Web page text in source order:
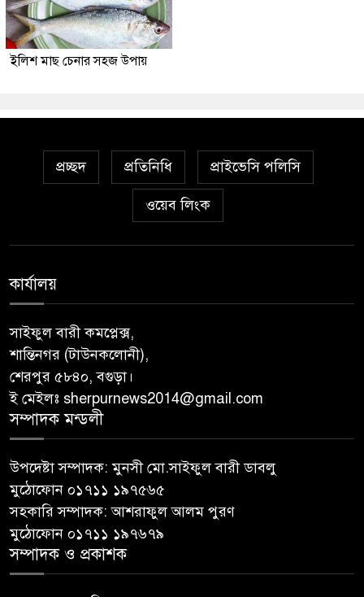
ইলিশ মাছ চেনার সহজ উপায়
প্রচ্ছদ প্রতিনিধি প্রাইভেসি পলিসি
ওয়েব লিংক
কার্যালয়
সাইফুল বারী কমপ্লেক্স,
শান্তিনগর (টাউনকলোনী),
শেরপুর ৫৮৪০, বগুড়া।
ই মেইলঃ sherpurnews2014@gmail.com
সম্পাদক মন্ডলী
উপদেষ্টা সম্পাদক: মুনসী মো.সাইফুল বারী ডাবলু
মুঠোফোন ০১৭১১ ১৯৭৫৬৫
সহকারি সম্পাদক: আশরাফুল আলম পুরণ
মুঠোফোন ০১৭১১ ১৯৭৬৭৯
সম্পাদক ও প্রকাশক